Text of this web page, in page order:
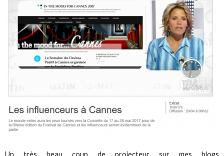
Un très beau coup de projecteur sur mes blogs